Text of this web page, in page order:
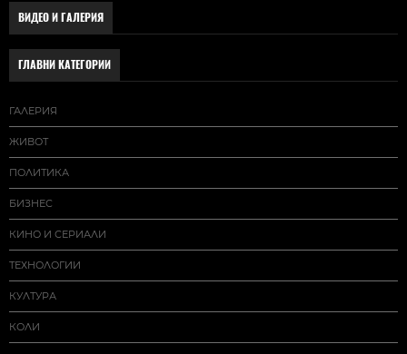
ВИДЕО И ГАЛЕРИЯ
ГЛАВНИ КАТЕГОРИИ
ГАЛЕРИЯ
ЖИВОТ
ПОЛИТИКА
БИЗНЕС
КИНО И СЕРИАЛИ
ТЕХНОЛОГИИ
КУЛТУРА
КОЛИ